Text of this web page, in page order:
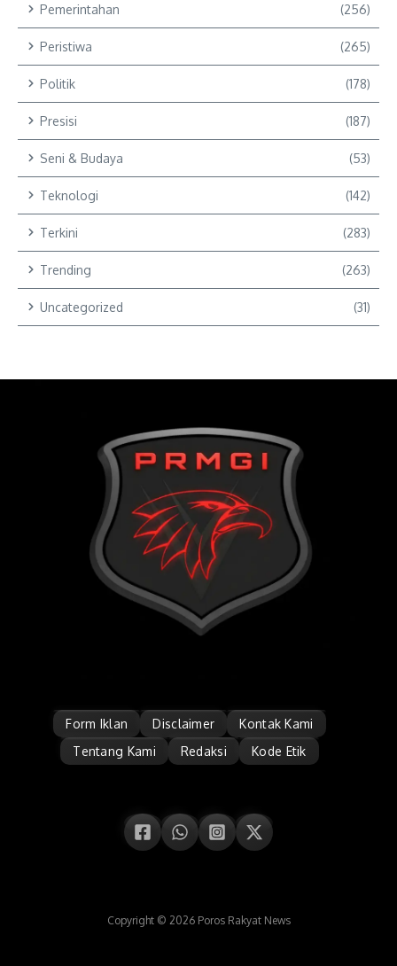
Pemerintahan (256)
Peristiwa (265)
Politik (178)
Presisi (187)
Seni & Budaya (53)
Teknologi (142)
Terkini (283)
Trending (263)
Uncategorized (31)
Form Iklan Disclaimer
Kontak Kami
Tentang Kami
Redaksi Kode Etik
Copyright © 2026 Poros Rakyat News